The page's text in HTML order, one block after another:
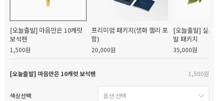
[오늘출발] 마음만은 10캐럿
보석펜
1,500원
프리미엄 패키지(생화 캘리 포
함)
20,000원
[오늘출발] 실크
발 패키지
35,000원
[오늘출발] 마음만은 10캐럿 보석펜 1,500원
색상선택